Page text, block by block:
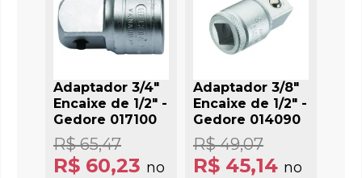
Adaptador 3/4"
Encaixe de 1/2" -
Gedore 017100
R$ 60,23 no
R$ 65,47
Adaptador 3/8"
Encaixe de 1/2" -
Gedore 014090
R$ 45,14 no
R$ 49,07